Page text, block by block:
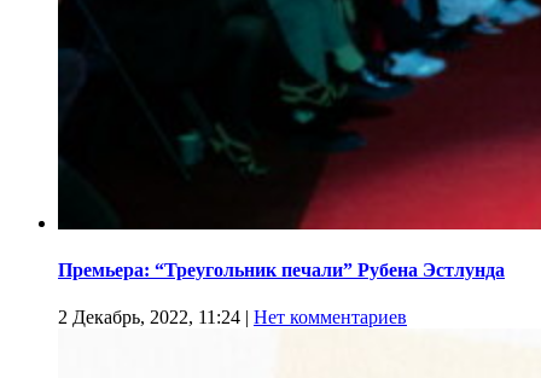
Премьера: “Треугольник печали” Рубена Эстлунда
2 Декабрь, 2022, 11:24 | Нет комментариев